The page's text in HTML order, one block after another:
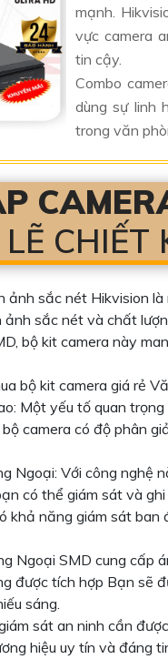
mạnh.
vực camera
tin cậy.
Combo
dùng sự linh
trong văn
CHIẾT
ảnh sắc nét Hikvision
sắc nét và chất
bộ kit camera này
bộ kit camera giá rẻ
Một yếu tố quan
camera có độ phân
Ngoại: Với công nghệ
có thể giám sát và
khả năng giám sát
Ngoại SMD cung cấp
được tích hợp Bạn sẽ
sáng.
sát an ninh cần
hiệu uy tín và đáng